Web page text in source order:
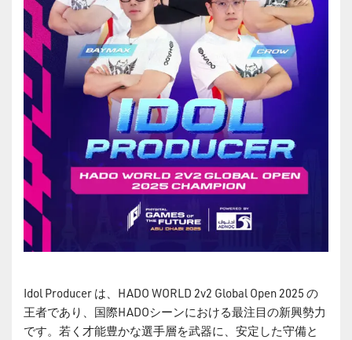
Idol Producer は、HADO WORLD 2v2 Global Open 2025 の
王者であり、国際HADOシーンにおける最注目の新興勢力
です。若く才能豊かな選手層を武器に、安定した守備と